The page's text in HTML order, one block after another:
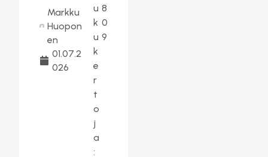
Markku
Huopon
en
01.07.2
026
u
k
u
k
e
r
t
o
j
a
:
8
0
9